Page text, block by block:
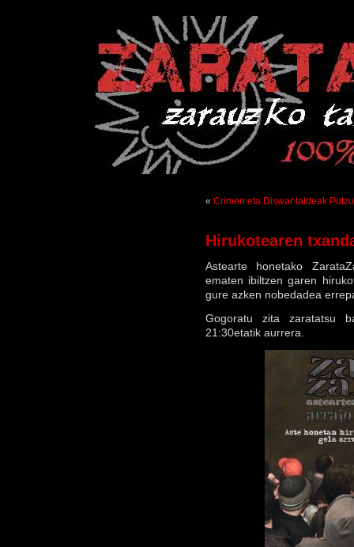
« Crimen eta Diswar taldeak
Hirukotearen
Astearte honetako
ematen ibiltzen garen
gure azken nobedadea
Gogoratu zita zaratatsu
21:30etatik aurrera.